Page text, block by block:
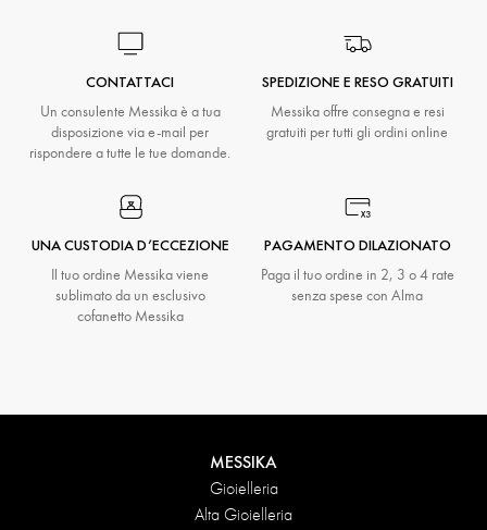
CONTATTACI
Un consulente Messika è a tua
disposizione via e-mail per
rispondere a tutte le tue domande.
SPEDIZIONE E RESO GRATUITI
Messika offre consegna e resi
gratuiti per tutti gli ordini online
UNA CUSTODIA D’ECCEZIONE
Il tuo ordine Messika viene
sublimato da un esclusivo
cofanetto Messika
PAGAMENTO DILAZIONATO
Paga il tuo ordine in 2, 3 o 4 rate
senza spese con Alma
MESSIKA
Gioielleria
Alta Gioielleria